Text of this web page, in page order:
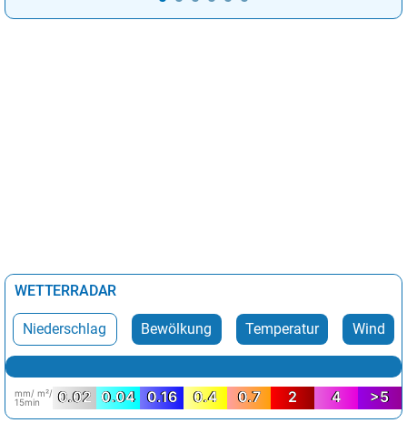
WETTERRADAR
Niederschlag Bewölkung Temperatur Wind
mm/ m²/
15min
0.02 0.04 0.16 0.4 0.7 2 4 >5